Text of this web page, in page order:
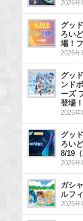
2026
グッ
ろい
場！
2026
グッ
ンド
ーズ
登場
2026
グッ
ろい
8/19
2026
ガシ
ルフ
2026